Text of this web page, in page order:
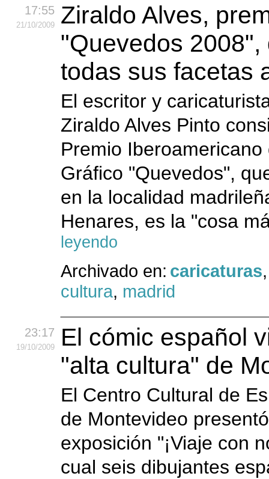
17:55
21/10/2009
Ziraldo Alves,
"Quevedos 2008",
todas sus facetas
El escritor y
Ziraldo Alves Pinto
Premio Iberoamericano
Gráfico "Quevedos",
en la localidad
Henares, es la "cosa
leyendo
Archivado en: caricaturas,
cultura, madrid
23:17
19/10/2009
El cómic español
"alta cultura" de
El Centro Cultural de
de Montevideo
exposición "¡Viaje con
cual seis dibujantes